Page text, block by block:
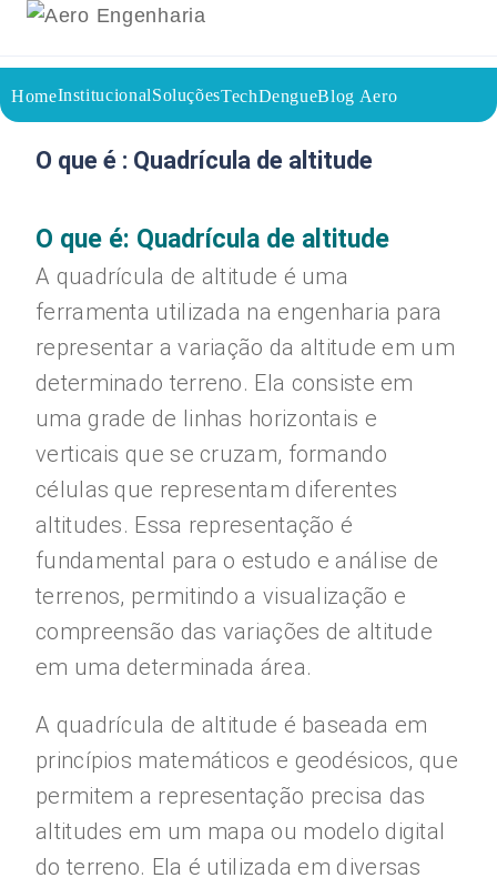
HomeInstitucionalSoluçõesTechDengueBlog Aero
15/08/2023
Voltar a página inicial do blog
O que é : Quadrícula de altitude
O que é: Quadrícula de altitude
A quadrícula de altitude é uma
ferramenta utilizada na engenharia para
representar a variação da altitude em um
determinado terreno. Ela consiste em
uma grade de linhas horizontais e
verticais que se cruzam, formando
células que representam diferentes
altitudes. Essa representação é
fundamental para o estudo e análise de
terrenos, permitindo a visualização e
compreensão das variações de altitude
em uma determinada área.
A quadrícula de altitude é baseada em
princípios matemáticos e geodésicos, que
permitem a representação precisa das
altitudes em um mapa ou modelo digital
do terreno. Ela é utilizada em diversas